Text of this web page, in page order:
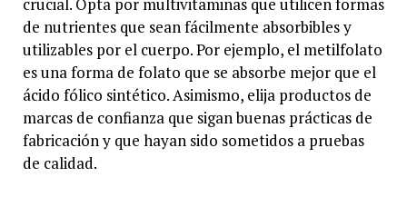
de nutrientes que sean fácilmente absorbibles y
utilizables por el cuerpo. Por ejemplo, el metilfolato
es una forma de folato que se absorbe mejor que el
ácido fólico sintético. Asimismo, elija productos de
marcas de confianza que sigan buenas prácticas de
fabricación y que hayan sido sometidos a pruebas
de calidad.